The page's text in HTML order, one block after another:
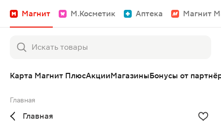
Магнит М.Косметик Аптека Магнит
Карта Магнит ПлюсАкцииМагазиныБонусы от
Главная
Главная